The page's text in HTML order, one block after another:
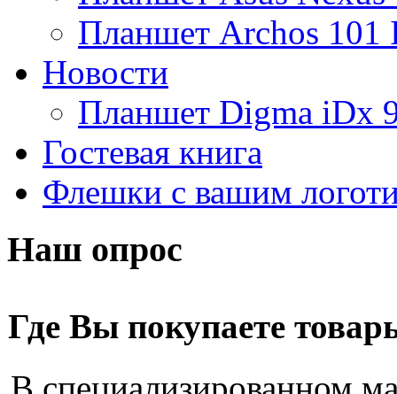
Ampe
Apache(1)
Apple(30)
Apriori
Archos
Armaggeddon
Assistant
Asus(171)
Barnes&noble
Планшет Archos 101
Новости
Планшет Digma iDx
Гостевая книга
Флешки с вашим
Наш опрос
Где Вы покупаете